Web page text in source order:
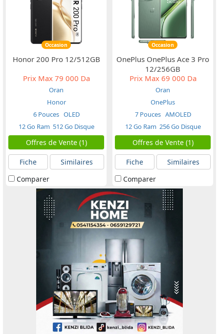
Occasion
Honor 200 Pro 12/512GB
Prix Max79 000 Da
Oran
Honor
6 Pouces OLED
12 Go Ram 512 Go Disque
Offres de Vente (1)
Fiche
Similaires
Comparer
Occasion
OnePlus OnePlus Ace 3 Pro
12/256GB
Prix Max69 000 Da
Oran
OnePlus
7 Pouces AMOLED
12 Go Ram 256 Go Disque
Offres de Vente (1)
Fiche
Similaires
Comparer